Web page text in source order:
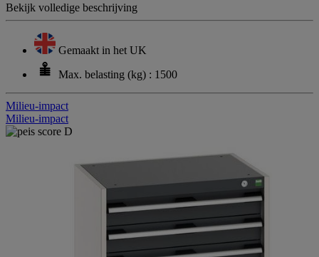
Bekijk volledige beschrijving
Gemaakt in het UK
Max. belasting (kg) : 1500
Milieu-impact
Milieu-impact